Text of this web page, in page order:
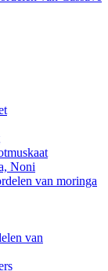
Noni
van moringa
van